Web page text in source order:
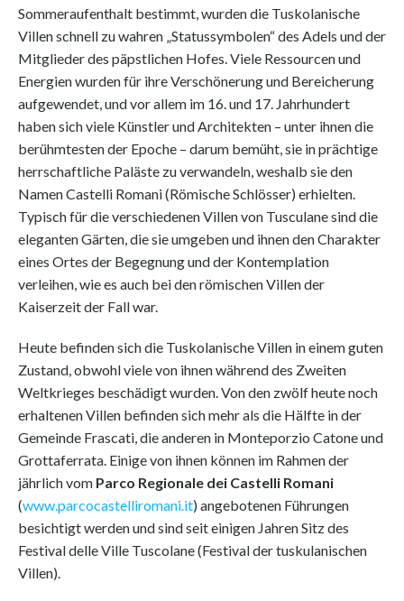
Sommeraufenthalt bestimmt, wurden die Tuskolanische
Villen schnell zu wahren „Statussymbolen“ des Adels und der
Mitglieder des päpstlichen Hofes. Viele Ressourcen und
Energien wurden für ihre Verschönerung und Bereicherung
aufgewendet, und vor allem im 16. und 17. Jahrhundert
haben sich viele Künstler und Architekten – unter ihnen die
berühmtesten der Epoche – darum bemüht, sie in prächtige
herrschaftliche Paläste zu verwandeln, weshalb sie den
Namen Castelli Romani (Römische Schlösser) erhielten.
Typisch für die verschiedenen Villen von Tusculane sind die
eleganten Gärten, die sie umgeben und ihnen den Charakter
eines Ortes der Begegnung und der Kontemplation
verleihen, wie es auch bei den römischen Villen der
Kaiserzeit der Fall war.
Heute befinden sich die Tuskolanische Villen in einem guten
Zustand, obwohl viele von ihnen während des Zweiten
Weltkrieges beschädigt wurden. Von den zwölf heute noch
erhaltenen Villen befinden sich mehr als die Hälfte in der
Gemeinde Frascati, die anderen in Monteporzio Catone und
Grottaferrata. Einige von ihnen können im Rahmen der
jährlich vom Parco Regionale dei Castelli Romani
(www.parcocastelliromani.it) angebotenen Führungen
besichtigt werden und sind seit einigen Jahren Sitz des
Festival delle Ville Tuscolane (Festival der tuskulanischen
Villen).